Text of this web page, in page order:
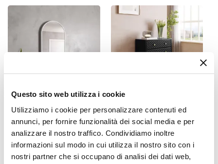
Questo sito web utilizza i cookie
Utilizziamo i cookie per personalizzare contenuti ed
annunci, per fornire funzionalità dei social media e per
analizzare il nostro traffico. Condividiamo inoltre
informazioni sul modo in cui utilizza il nostro sito con i
nostri partner che si occupano di analisi dei dati web,
CODICE:FY-S4B
Specchio da interno
reversibile 80x40 cm con
cornice in alluminio bianco
opaco - Finley
CODICE:ZMA-C4N
Cassettiera 80x95h cm nero
opaco e similpelle con 4
cassetti - Zimma